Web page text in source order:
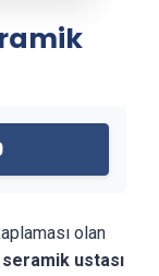
olan
ustası